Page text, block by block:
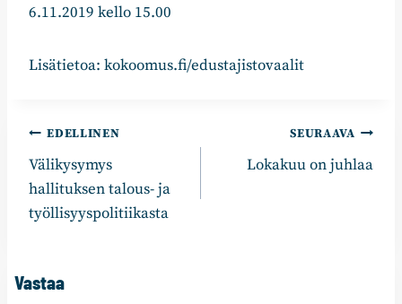
6.11.2019 kello 15.00
Lisätietoa: kokoomus.fi/edustajistovaalit
Artikkelien
selaus
EDELLINEN
Välikysymys
hallituksen talous- ja
työllisyyspolitiikasta
SEURAAVA
Lokakuu on juhlaa
Vastaa